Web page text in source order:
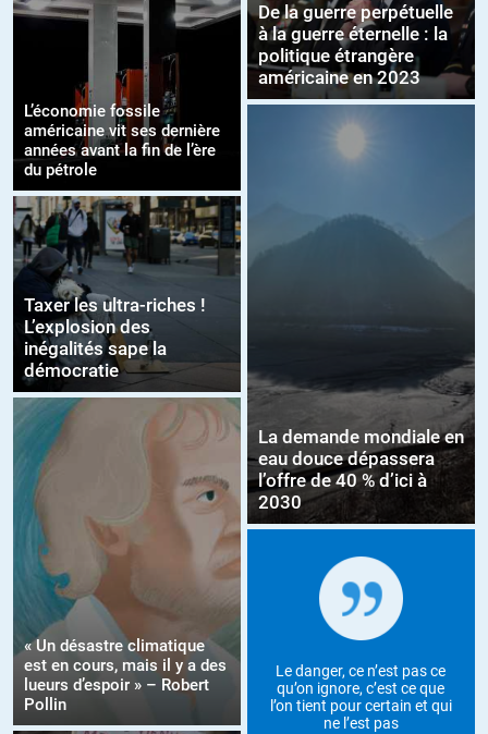
L’économie fossile
américaine vit ses dernière
années avant la fin de l’ère
du pétrole
Taxer les ultra-riches !
L’explosion des
inégalités sape la
démocratie
« Un désastre climatique
est en cours, mais il y a des
lueurs d’espoir » – Robert
Pollin
De la guerre perpétuelle
à la guerre éternelle : la
politique étrangère
américaine en 2023
La demande mondiale en
eau douce dépassera
l’offre de 40 % d’ici à
2030
Le danger, ce n’est pas ce
qu’on ignore, c’est ce que
l’on tient pour certain et qui
ne l’est pas